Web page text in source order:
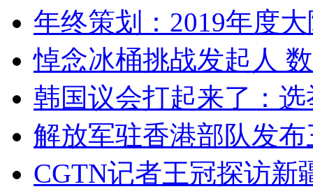
年终策划：2019年度
悼念冰桶挑战发起人
韩国议会打起来了：
解放军驻香港部队发
CGTN记者王冠探访新